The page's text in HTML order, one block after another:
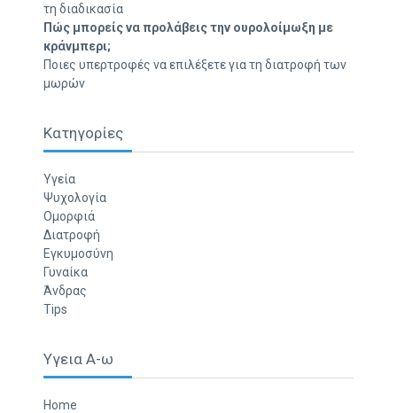
τη διαδικασία
Πώς μπορείς να προλάβεις την ουρολοίμωξη με
κράνμπερι;
Ποιες υπερτροφές να επιλέξετε για τη διατροφή των
μωρών
Κατηγορίες
Υγεία
Ψυχολογία
Ομορφιά
Διατροφή
Εγκυμοσύνη
Γυναίκα
Άνδρας
Tips
Υγεια Α-ω
Home